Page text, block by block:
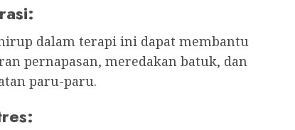
:
dalam terapi ini dapat membantu
pernapasan, meredakan batuk, dan
paru-paru.
: